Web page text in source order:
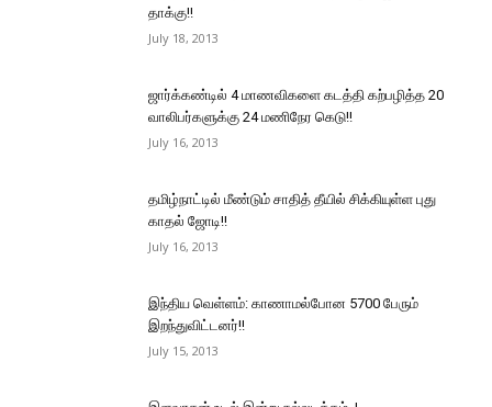
தாக்கு!!
July 18, 2013
ஜார்க்கண்டில் 4 மாணவிகளை கடத்தி கற்பழித்த 20
வாலிபர்களுக்கு 24 மணிநேர கெடு!!
July 16, 2013
தமிழ்நாட்டில் மீண்டும் சாதித் தீயில் சிக்கியுள்ள புது
காதல் ஜோடி!!
July 16, 2013
இந்திய வெள்ளம்: காணாமல்போன 5700 பேரும்
இறந்துவிட்டனர்!!
July 15, 2013